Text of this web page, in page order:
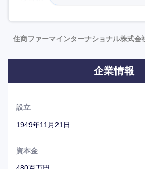
世界的なネットワークと高い情報収集
し、世界の製薬企業や化学メーカー
得などOJTを通じたトレーニングはも
語等の語学教育、各種法令関連の資格
している。
残業は多くなく(所定労働時間7時間15
20時間/月)、安定して働きやすい環境。
住商ファーマインターナショナル株式会
企業情報
設立
1949年11月21日
資本金